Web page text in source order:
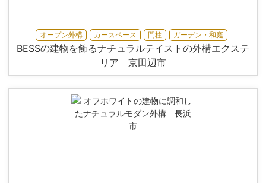
オープン外構 カースペース 門柱 ガーデン・和庭
BESSの建物を飾るナチュラルテイストの外構エクステ
リア 京田辺市